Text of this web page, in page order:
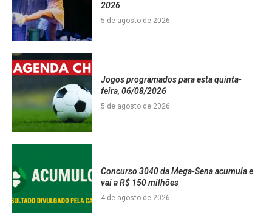
2026
5 de agosto de 2026
Jogos programados para esta quinta-
feira, 06/08/2026
5 de agosto de 2026
Concurso 3040 da Mega-Sena acumula e
vai a R$ 150 milhões
4 de agosto de 2026